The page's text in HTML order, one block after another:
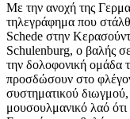
Mε την ανοχή της
τηλεγράφημα που
Schede στην
Schulenburg, ο βαλής
την δολοφονική
προσδώσουν στο
συστηματικού διωγμού,
μουσουλμανικό λαό ότι